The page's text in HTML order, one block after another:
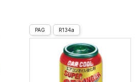
PAG R134a